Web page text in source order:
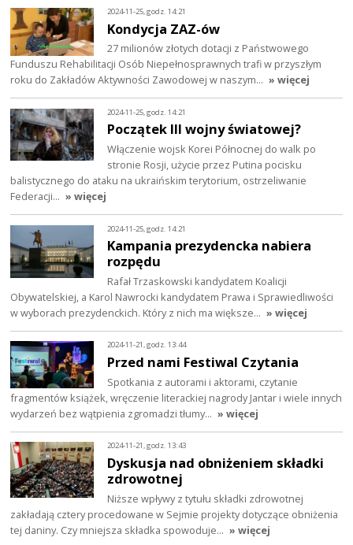
2024-11-25, godz. 14:21
Kondycja ZAZ-ów
27 milionów złotych dotacji z Państwowego
Funduszu Rehabilitacji Osób Niepełnosprawnych trafi w przyszłym
roku do Zakładów Aktywności Zawodowej w naszym… » więcej
2024-11-25, godz. 14:21
Początek III wojny światowej?
Włączenie wojsk Korei Północnej do walk po
stronie Rosji, użycie przez Putina pocisku
balistycznego do ataku na ukraińskim terytorium, ostrzeliwanie
Federacji… » więcej
2024-11-25, godz. 14:21
Kampania prezydencka nabiera
rozpędu
Rafał Trzaskowski kandydatem Koalicji
Obywatelskiej, a Karol Nawrocki kandydatem Prawa i Sprawiedliwości
w wyborach prezydenckich. Który z nich ma większe… » więcej
2024-11-21, godz. 13:44
Przed nami Festiwal Czytania
Spotkania z autorami i aktorami, czytanie
fragmentów książek, wręczenie literackiej nagrody Jantar i wiele innych
wydarzeń bez wątpienia zgromadzi tłumy… » więcej
2024-11-21, godz. 13:43
Dyskusja nad obniżeniem składki
zdrowotnej
Niższe wpływy z tytułu składki zdrowotnej
zakładają cztery procedowane w Sejmie projekty dotyczące obniżenia
tej daniny. Czy mniejsza składka spowoduje… » więcej